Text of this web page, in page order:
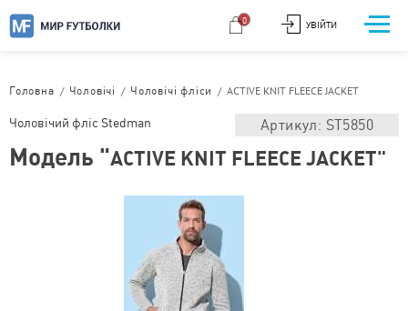
УВІЙТИ
0
Головна / Чоловічі / Чоловічі фліси /ACTIVE KNIT FLEECE JACKET
Чоловічий фліс Stedman Артикул: ST5850
Модель "ACTIVE KNIT FLEECE JACKET"